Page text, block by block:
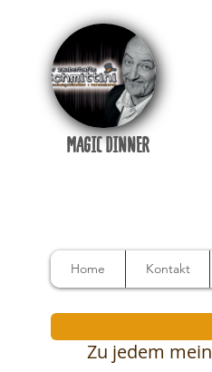
MAGIC DINNER
Home Kontakt
Zu jedem